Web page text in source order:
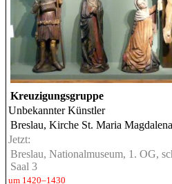
Kreuzigungsgruppe
Unbekannter Künstler
Breslau, Kirche St. Maria Magdalena
Jetzt:
Breslau, Nationalmuseum, 1. OG,
Saal 3
um 1420–1430